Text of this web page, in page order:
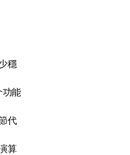
穩
功能
代
算